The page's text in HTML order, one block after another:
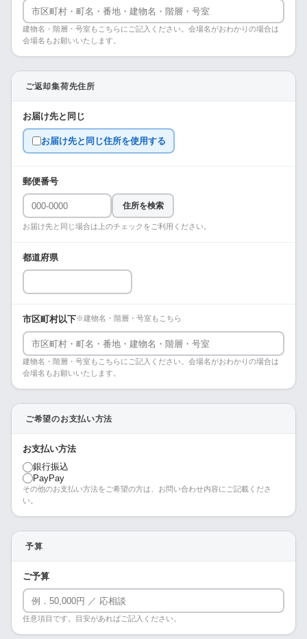
建物名・階層・号室もこちらにご記入ください。会場名がおわかりの場合は
会場名もお願いいたします。
ご返却集荷先住所
お届け先と同じ
お届け先と同じ住所を使用する
郵便番号
住所を検索
お届け先と同じ場合は上のチェックをご利用ください。
都道府県
市区町村以下※建物名・階層・号室もこちら
建物名・階層・号室もこちらにご記入ください。会場名がおわかりの場合は
会場名もお願いいたします。
ご希望のお支払い方法
お支払い方法
銀行振込
PayPay
その他のお支払い方法をご希望の方は、お問い合わせ内容にご記載くださ
い。
予算
ご予算
任意項目です。目安があればご記入ください。